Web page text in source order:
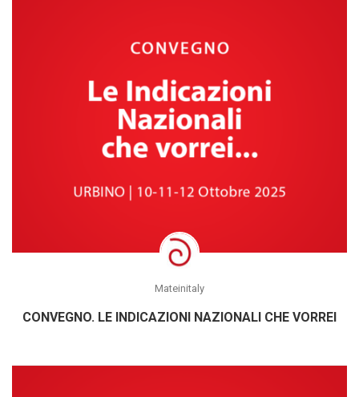
Mateinitaly
CONVEGNO. LE INDICAZIONI NAZIONALI CHE VORREI